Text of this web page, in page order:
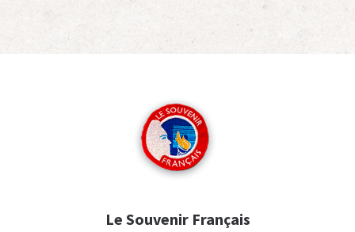
Le Souvenir Français